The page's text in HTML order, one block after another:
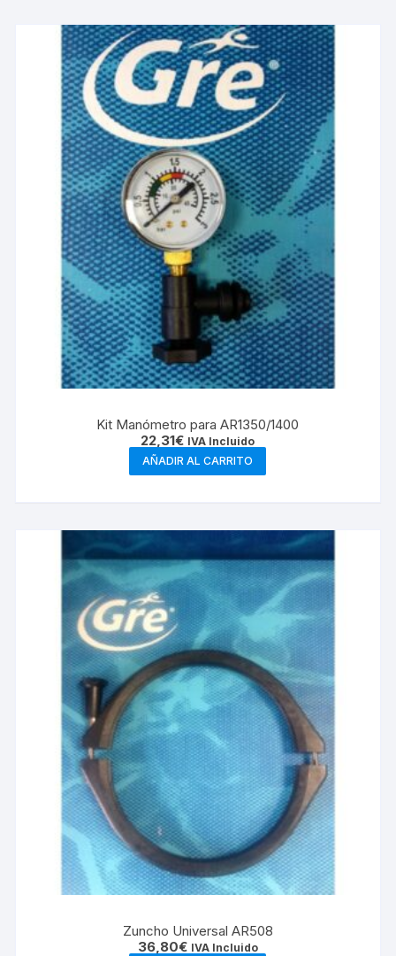
Kit Manómetro para AR1350/1400
22,31€ IVA Incluido
AÑADIR AL CARRITO
Zuncho Universal AR508
36,80€ IVA Incluido